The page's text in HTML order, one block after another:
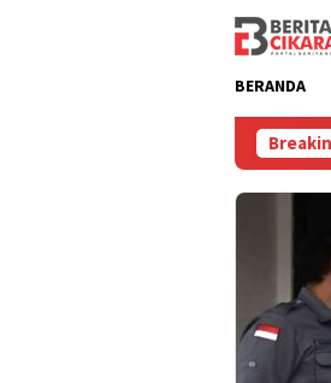
BERANDA
Pasar Baru